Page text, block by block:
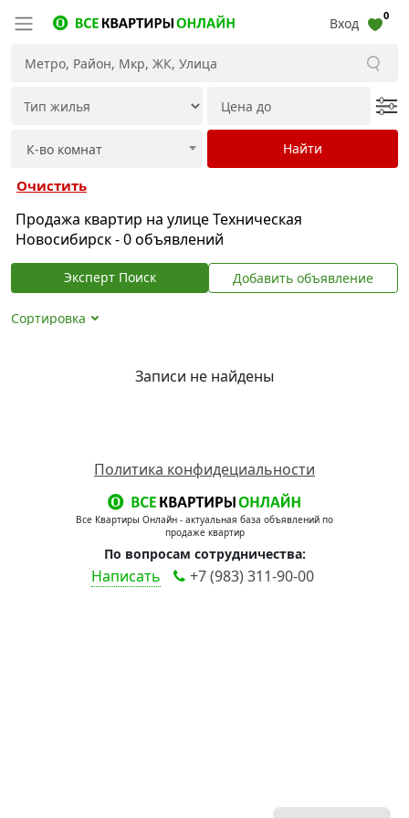
Вход 0
Очистить
Продажа квартир на улице Техническая
Новосибирск - 0 объявлений
Эксперт Поиск Добавить объявление
Сортировка
Записи не найдены
Политика конфидециальности
Все Квартиры Онлайн - актуальная база объявлений по
продаже квартир
По вопросам сотрудничества:
Написать +7 (983) 311-90-00